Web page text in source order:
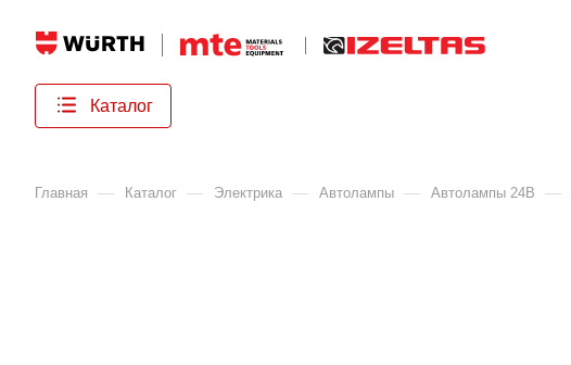
Каталог
Главная
— Каталог — Электрика — Автолампы — Автолампы 24В —